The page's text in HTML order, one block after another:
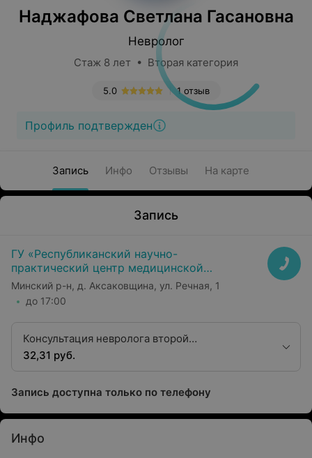
Наджафова Светлана Гасановна
Невролог
Стаж 8 лет • Вторая категория
1 отзыв
5.0
Профиль подтвержден
Запись Инфо Отзывы На карте
Запись
ГУ «Республиканский научно-
практический центр медицинской
экспертизы и реабилитаци»
Минский р-н, д. Аксаковщина, ул. Речная, 1
до 17:00
Консультация невролога второй
квалификационной категории
32,31 руб.
Запись доступна только по телефону
Инфо